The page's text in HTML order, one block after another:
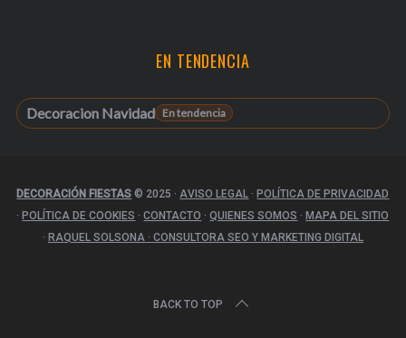
EN TENDENCIA
Decoracion Navidad
DECORACIÓN FIESTAS © 2025 · AVISO LEGAL · POLÍTICA DE PRIVACIDAD
· POLÍTICA DE COOKIES · CONTACTO · QUIENES SOMOS · MAPA DEL SITIO
· RAQUEL SOLSONA · CONSULTORA SEO Y MARKETING DIGITAL
BACK TO TOP